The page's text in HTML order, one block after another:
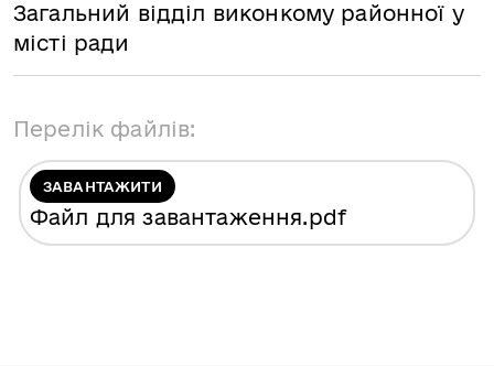
Загальний відділ виконкому районної у
місті ради
Перелік файлів:
ЗАВАНТАЖИТИ
Файл для завантаження.pdf